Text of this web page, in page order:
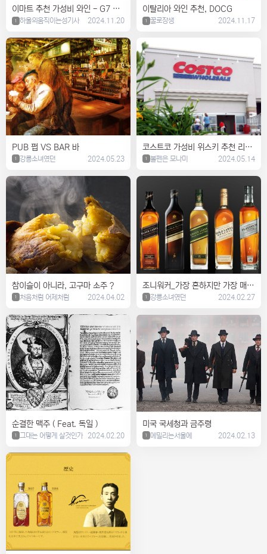
이마트 추천 가성비 와인 - G7 3
삼둥이 그리고 DOSCOPAS 형제
1 하울의움직이는성기사 2024.11.20
이탈리아 와인 추천, DOCG
1 꿀로장생 2024.11.17
PUB 펍 VS BAR 바
1 강릉소녀였던 2024.05.23
코스트코 가성비 위스키 추천 리스
트1 볼펜은 모나미 2024.05.14
참이슬이 아니라, 고구마 소주 ?
1 처음처럼 어제처럼 2024.04.02
조니워커_가장 흔하지만 가장 매력
적인 위스키
1 강릉소녀였던 2024.02.27
순결한 맥주 ( Feat. 독일 )
1 그대는 어떻게 살것인가 2024.02.20
미국 국세청과 금주령
1 에밀리는서울에 2024.02.13